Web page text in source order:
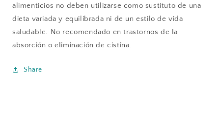
alimenticios no deben utilizarse como sustituto de una
dieta variada y equilibrada ni de un estilo de vida
saludable. No recomendado en trastornos de la
absorción o eliminación de cistina.
Share